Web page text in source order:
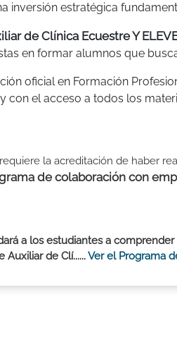
inversión estratégica
de Clínica Ecuestre Y
en formar alumnos que
oficial en Formación
el acceso a todos los
la acreditación de haber
de colaboración con
a los estudiantes a
de Clí......Ver el Programa